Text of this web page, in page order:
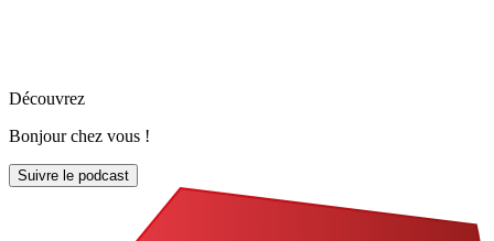
Découvrez
Bonjour chez vous !
Suivre le podcast